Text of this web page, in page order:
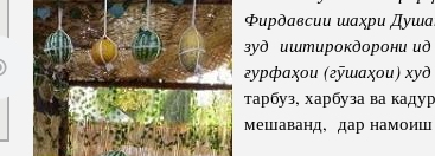
Фирдавсии шаҳри
зуд иштирокдорони ид
ғурфаҳои (гӯшаҳои)
тарбуз, харбуза ва
мешаванд, дар